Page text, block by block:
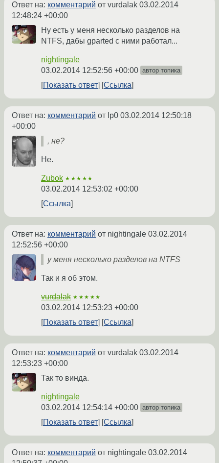
Ответ на: комментарий от vurdalak 03.02.2014
12:48:24 +00:00
Ну есть у меня несколько разделов на
NTFS, дабы gparted с ними работал...
nightingale
03.02.2014 12:52:56 +00:00 автор топика
Показать ответ Ссылка
Ответ на: комментарий от Ip0 03.02.2014 12:50:18
+00:00
, не?
Не.
Zubok ★★★★★
03.02.2014 12:53:02 +00:00
Ссылка
Ответ на: комментарий от nightingale 03.02.2014
12:52:56 +00:00
у меня несколько разделов на NTFS
Так и я об этом.
vurdalak ★★★★★
03.02.2014 12:53:23 +00:00
Показать ответ
Ссылка
Ответ на: комментарий от vurdalak 03.02.2014
12:53:23 +00:00
Так то винда.
nightingale
03.02.2014 12:54:14 +00:00 автор топика
Показать ответ Ссылка
Ответ на: комментарий от nightingale 03.02.2014